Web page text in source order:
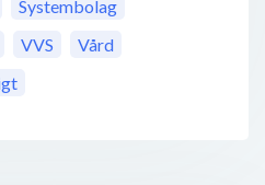
Systembolag
VVS
Vård